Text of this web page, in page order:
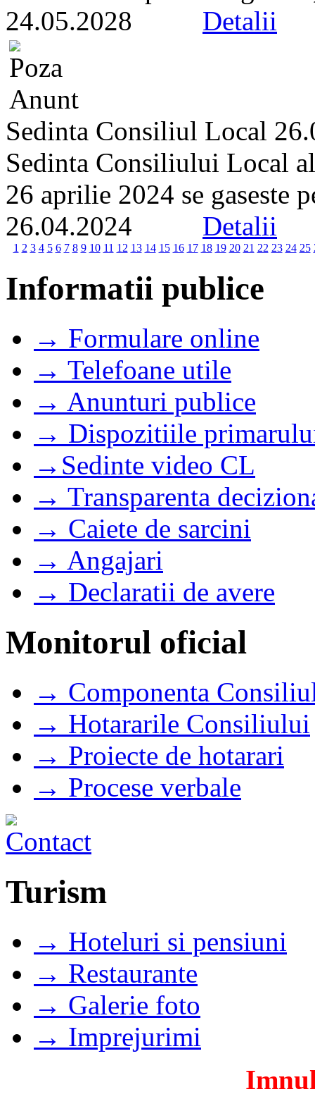
24.05.2028 Detalii
Sedinta Consiliul Local
Sedinta Consiliului Local
26 aprilie 2024 se gaseste
26.04.2024 Detalii
1 2 3 4 5 6 7 8 9 10 11 12 13 14 15 16 17 18 19 20 21 22 23 24 25
Informatii publice
→ Formulare online
→ Telefoane utile
→ Anunturi publice
→ Dispozitiile
→Sedinte video CL
→ Transparenta
→ Caiete de sarcini
→ Angajari
→ Declaratii de avere
Monitorul oficial
→ Componenta
→ Hotararile Consiliului
→ Proiecte de hotarari
→ Procese verbale
Turism
→ Hoteluri si pensiuni
→ Restaurante
→ Galerie foto
→ Imprejurimi